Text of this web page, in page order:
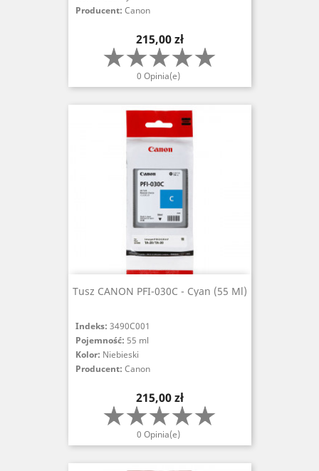
Producent: Canon
Cena
215,00 zł
0 Opinia(e)
Tusz CANON PFI-030C - Cyan (55 Ml)
Indeks: 3490C001
Pojemność: 55 ml
Kolor: Niebieski
Producent: Canon
Cena
215,00 zł
0 Opinia(e)